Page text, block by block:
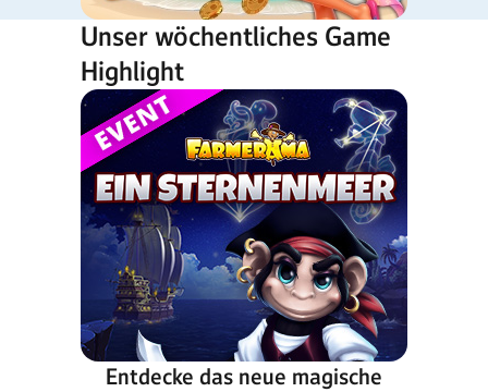
Unser wöchentliches Game
Highlight
Entdecke das neue magische